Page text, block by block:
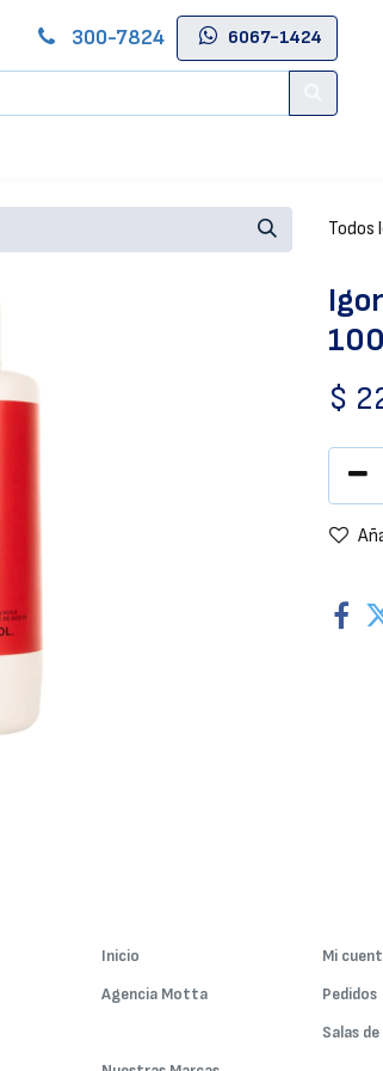
300-7824
6067-1424
Todos
$
Inicio
Agencia Motta
Mi
Pedidos
Salas